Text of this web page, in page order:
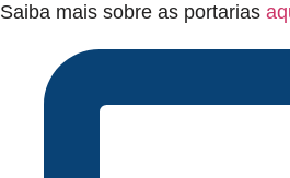
Saiba mais sobre as portarias